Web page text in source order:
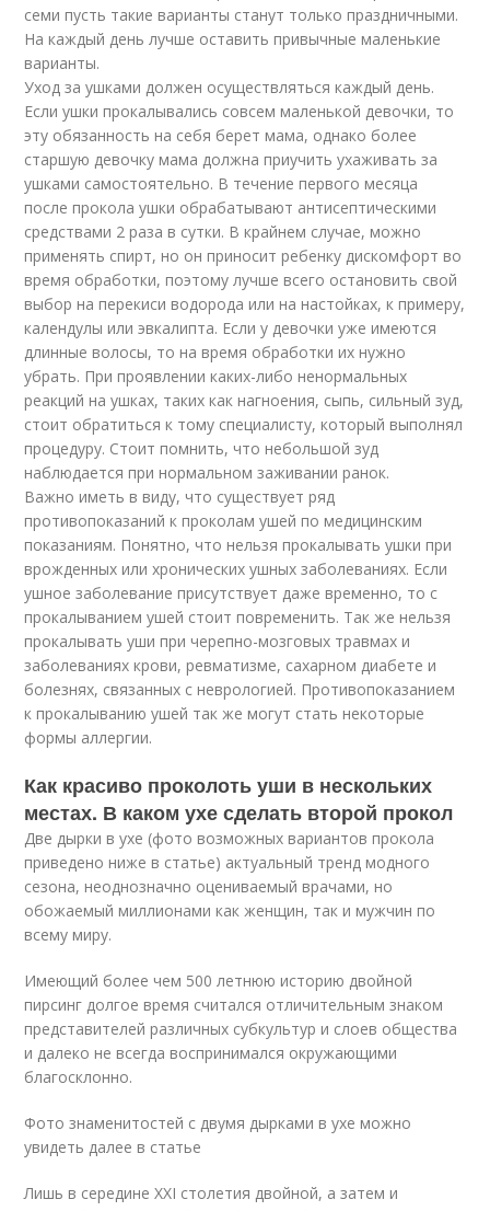
семи пусть такие варианты станут только праздничными.
На каждый день лучше оставить привычные маленькие
варианты.
Уход за ушками должен осуществляться каждый день.
Если ушки прокалывались совсем маленькой девочки, то
эту обязанность на себя берет мама, однако более
старшую девочку мама должна приучить ухаживать за
ушками самостоятельно. В течение первого месяца
после прокола ушки обрабатывают антисептическими
средствами 2 раза в сутки. В крайнем случае, можно
применять спирт, но он приносит ребенку дискомфорт во
время обработки, поэтому лучше всего остановить свой
выбор на перекиси водорода или на настойках, к примеру,
календулы или эвкалипта. Если у девочки уже имеются
длинные волосы, то на время обработки их нужно
убрать. При проявлении каких-либо ненормальных
реакций на ушках, таких как нагноения, сыпь, сильный зуд,
стоит обратиться к тому специалисту, который выполнял
процедуру. Стоит помнить, что небольшой зуд
наблюдается при нормальном заживании ранок.
Важно иметь в виду, что существует ряд
противопоказаний к проколам ушей по медицинским
показаниям. Понятно, что нельзя прокалывать ушки при
врожденных или хронических ушных заболеваниях. Если
ушное заболевание присутствует даже временно, то с
прокалыванием ушей стоит повременить. Так же нельзя
прокалывать уши при черепно-мозговых травмах и
заболеваниях крови, ревматизме, сахарном диабете и
болезнях, связанных с неврологией. Противопоказанием
к прокалыванию ушей так же могут стать некоторые
формы аллергии.
Как красиво проколоть уши в нескольких
местах. В каком ухе сделать второй прокол
Две дырки в ухе (фото возможных вариантов прокола
приведено ниже в статье) актуальный тренд модного
сезона, неоднозначно оцениваемый врачами, но
обожаемый миллионами как женщин, так и мужчин по
всему миру.
Имеющий более чем 500 летнюю историю двойной
пирсинг долгое время считался отличительным знаком
представителей различных субкультур и слоев общества
и далеко не всегда воспринимался окружающими
благосклонно.
Фото знаменитостей с двумя дырками в ухе можно
увидеть далее в статье
Лишь в середине XXI столетия двойной, а затем и